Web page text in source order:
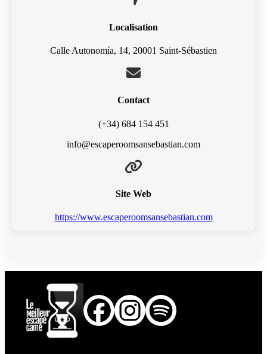
Localisation
Calle Autonomía, 14, 20001 Saint-Sébastien
Contact
(+34) 684 154 451
info@escaperoomsansebastian.com
Site Web
https://www.escaperoomsansebastian.com